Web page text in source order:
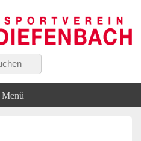
e. V.
Menü